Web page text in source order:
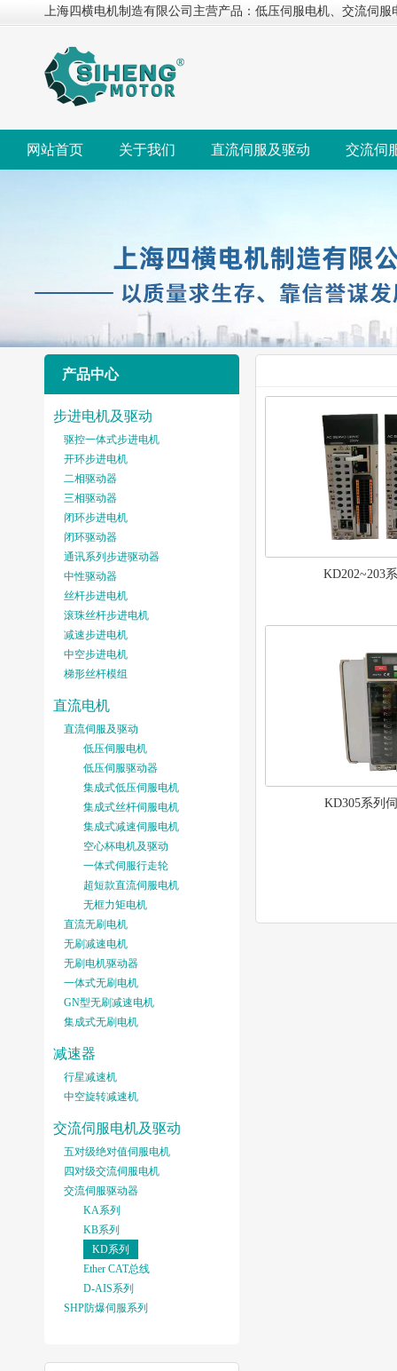
上海四横电机制造有限公司主营产品：低压伺服电机、交流伺
网站首页 关于我们 直流伺服及驱动 交流伺
产品中心
步进电机及驱动
驱控一体式步进电机
开环步进电机
二相驱动器
三相驱动器
闭环步进电机
闭环驱动器
通讯系列步进驱动器
中性驱动器
丝杆步进电机
滚珠丝杆步进电机
减速步进电机
中空步进电机
梯形丝杆模组
直流电机
直流伺服及驱动
低压伺服电机
低压伺服驱动器
集成式低压伺服电机
集成式丝杆伺服电机
集成式减速伺服电机
空心杯电机及驱动
一体式伺服行走轮
超短款直流伺服电机
无框力矩电机
直流无刷电机
无刷减速电机
无刷电机驱动器
一体式无刷电机
GN型无刷减速电机
集成式无刷电机
减速器
行星减速机
中空旋转减速机
交流伺服电机及驱动
五对级绝对值伺服电机
四对级交流伺服电机
交流伺服驱动器
KA系列
KB系列
KD系列
Ether CAT总线
D-AIS系列
SHP防爆伺服系列
KD202~203
KD305系列